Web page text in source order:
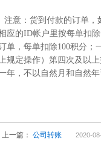
注意：货到付款的订单，
应的ID帐户里按每单扣
单，每单扣除100积分；
规定操作）第四次及以
年，不以自然月和自然年
上一篇： 公司转账 2020-